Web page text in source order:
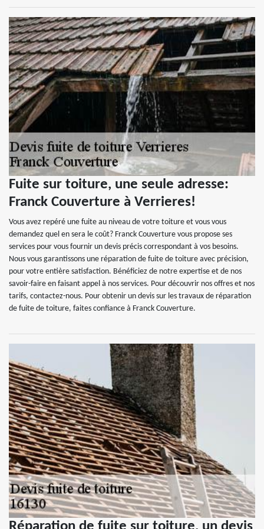
Fuite sur toiture, une seule adresse:
Franck Couverture à Verrieres!
Vous avez repéré une fuite au niveau de votre toiture et vous vous
demandez quel en sera le coût? Franck Couverture vous propose ses
services pour vous fournir un devis précis correspondant à vos besoins.
Nous vous garantissons une réparation de fuite de toiture avec précision,
pour votre entière satisfaction. Bénéficiez de notre expertise et de nos
savoir-faire en faisant appel à nos services. Pour découvrir nos offres et nos
tarifs, contactez-nous. Pour obtenir un devis sur les travaux de réparation
de fuite de toiture, faites confiance à Franck Couverture.